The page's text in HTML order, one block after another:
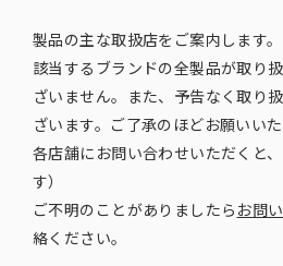
製品の主な取扱店をご案内します。
該当するブランドの全製品が取り
ざいません。また、予告なく取り
ざいます。ご了承のほどお願いい
各店舗にお問い合わせいただくと
す）
ご不明のことがありましたら お問
絡ください。